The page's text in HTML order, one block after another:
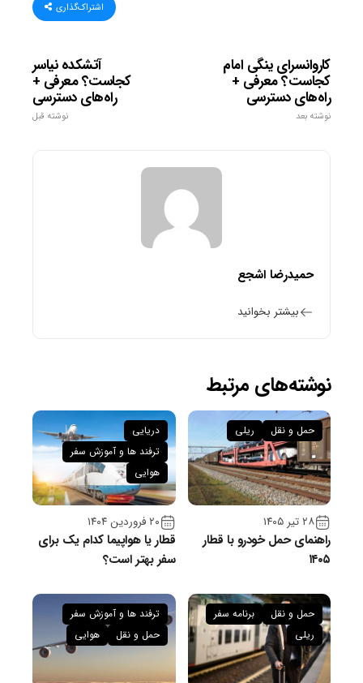
اشتراک‌گذاری
آتشکده نیاسر
کجاست؟ معرفی +
راه‌های دسترسی
نوشته قبل
کاروانسرای ینگی امام
کجاست؟ معرفی +
راه‌های دسترسی
نوشته بعد
حمیدرضا اشجع
بیشتر بخوانید
نوشته‌های مرتبط
۲۸ تیر ۱۴۰۵
راهنمای حمل خودرو با قطار
۱۴۰۵
حمل و نقل ریلی
۲۰ فروردین ۱۴۰۴
قطار یا هواپیما کدام یک برای
سفر بهتر است؟
دریایی
ترفند ها و آموزش سفر
هوایی
حمل و نقل
برنامه سفر
ریلی
ترفند ها و آموزش سفر
حمل و نقل
هوایی